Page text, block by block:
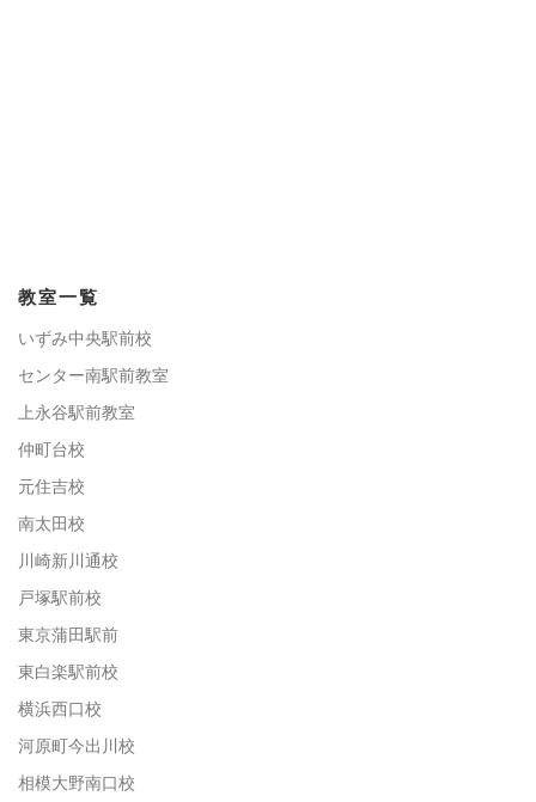
教室一覧
いずみ中央駅前校
センター南駅前教室
上永谷駅前教室
仲町台校
元住吉校
南太田校
川崎新川通校
戸塚駅前校
東京蒲田駅前
東白楽駅前校
横浜西口校
河原町今出川校
相模大野南口校